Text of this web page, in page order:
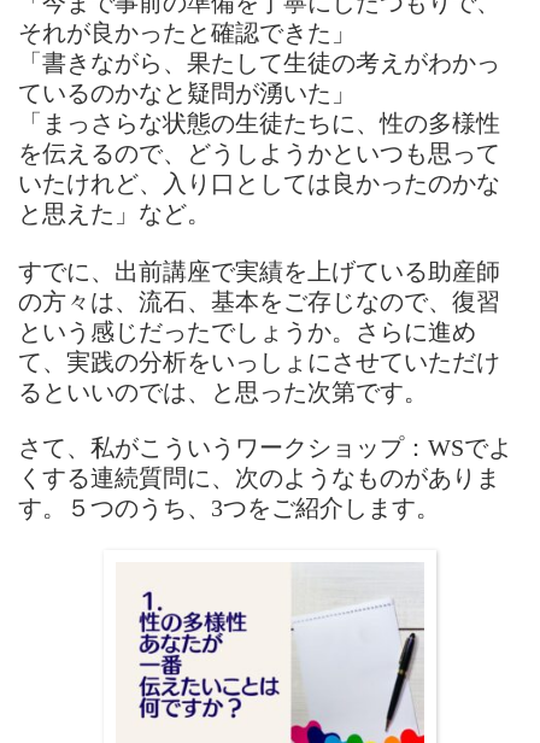
それが良かったと確認できた」
「書きながら、果たして生徒の考えがわかっ
ているのかなと疑問が湧いた」
「まっさらな状態の生徒たちに、性の多様性
を伝えるので、どうしようかといつも思って
いたけれど、入り口としては良かったのかな
と思えた」など。
すでに、出前講座で実績を上げている助産師
の方々は、流石、基本をご存じなので、復習
という感じだったでしょうか。さらに進め
て、実践の分析をいっしょにさせていただけ
るといいのでは、と思った次第です。
さて、私がこういうワークショップ：WSでよ
くする連続質問に、次のようなものがありま
す。
５つのうち、3つをご紹介します。